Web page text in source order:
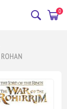
0